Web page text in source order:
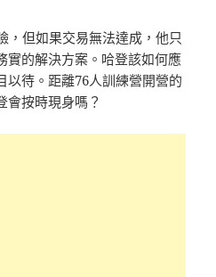
，但如果交易無法達成，他只
實的解決方案。哈登該如何應
以待。距離76人訓練營開營的
會按時現身嗎？